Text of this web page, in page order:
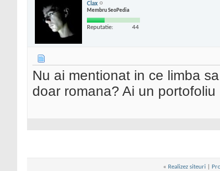
Clax
Membru SeoPedia
Reputatie: 44
Nu ai mentionat in ce limba
doar romana? Ai un portofoliu
« Realizez siteuri